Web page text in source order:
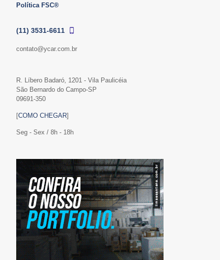
Política FSC®
(11) 3531-6611
contato@ycar.com.br
R. Líbero Badaró, 1201 - Vila Paulicéia
São Bernardo do Campo-SP
09691-350
[COMO CHEGAR]
Seg - Sex / 8h - 18h